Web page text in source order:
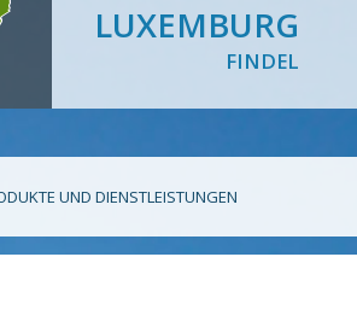
LUXEMBURG
FINDEL
UND DIENSTLEISTUNGEN